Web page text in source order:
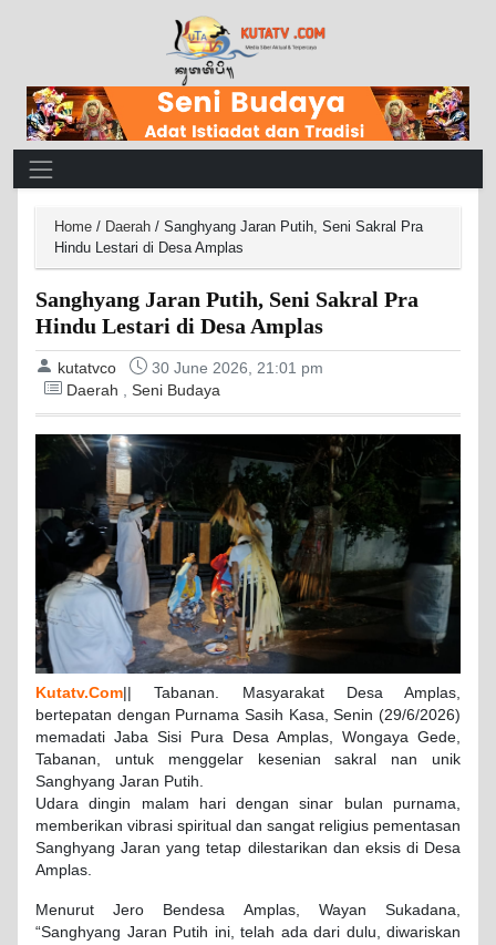
Main Navigation
Home / Daerah / Sanghyang Jaran Putih, Seni Sakral Pra
Hindu Lestari di Desa Amplas
Sanghyang Jaran Putih, Seni Sakral Pra
Hindu Lestari di Desa Amplas
kutatvco
30 June 2026, 21:01 pm
Daerah , Seni Budaya
Kutatv.Com || Tabanan. Masyarakat Desa Amplas,
bertepatan dengan Purnama Sasih Kasa, Senin (29/6/2026)
memadati Jaba Sisi Pura Desa Amplas, Wongaya Gede,
Tabanan, untuk menggelar kesenian sakral nan unik
Sanghyang Jaran Putih.
Udara dingin malam hari dengan sinar bulan purnama,
memberikan vibrasi spiritual dan sangat religius pementasan
Sanghyang Jaran yang tetap dilestarikan dan eksis di Desa
Amplas.
Menurut Jero Bendesa Amplas, Wayan Sukadana,
“Sanghyang Jaran Putih ini, telah ada dari dulu, diwariskan